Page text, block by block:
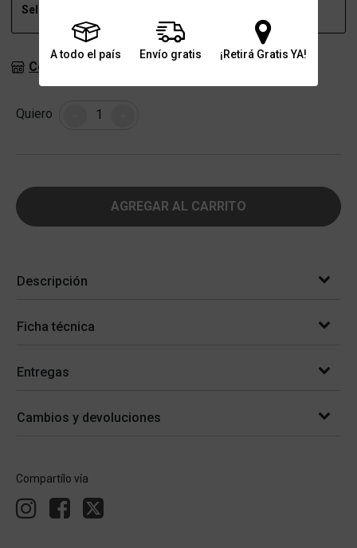
A todo el país Envío gratis ¡Retirá Gratis YA!
Seleccioná talle
Consultar stock en sucursales
Quiero Cantidad
AGREGAR AL CARRITO
Descripción
Ficha técnica
Entregas
Cambios y devoluciones
Compartílo vía